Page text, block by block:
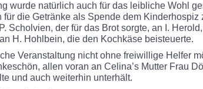
wurde natürlich auch für das leibliche Wohl
die Getränke als Spende dem Kinderhospiz
Scholvien, der für das Brot sorgte, an I.
H. Hohlbein, die den Kochkäse beisteuerte.
Veranstaltung nicht ohne freiwillige Helfer
allen voran an Celina’s Mutter Frau
und auch weiterhin unterhält.